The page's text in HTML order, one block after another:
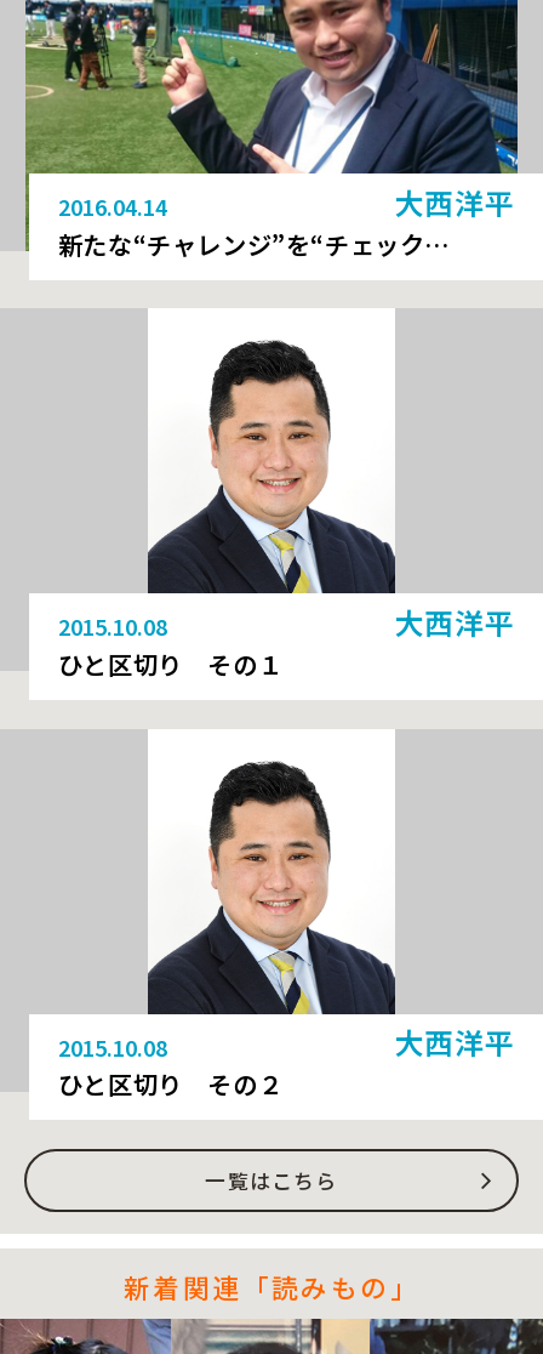
2016.04.14 大西洋平
新たな“チャレンジ”を“チェック…
2015.10.08 大西洋平
ひと区切り その１
2015.10.08 大西洋平
ひと区切り その２
一覧はこちら
新着関連「読みもの」